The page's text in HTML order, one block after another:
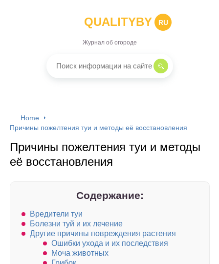
QUALITYBY RU
Журнал об огороде
Home
Причины пожелтения туи и методы её восстановления
Причины пожелтения туи и методы
её восстановления
Содержание:
Вредители туи
Болезни туй и их лечение
Другие причины повреждения растения
Ошибки ухода и их последствия
Моча животных